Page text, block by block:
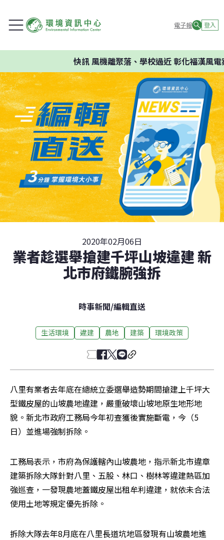
電子報 登入
快訊風機離聚落、學校過近 彰化福漢風電
2020年02月06日
業者趁選舉搶建千坪山坡違建 新
北市府鐵腕強拆
時事新聞/編輯直送
生活環境 違建 農地 建築 環境政策
八里有業者去年底在總統立委選舉造勢期間搶建上千坪大
型鐵皮屋的山坡農地違建，嚴重破壞山坡地原生地形地
貌。新北市政府工務局今年初查獲後實施斷電，今（5
日）並進場強制拆除。
工務局表示，市府為保護轄內山坡農地，指示新北市違章
建築拆除大隊針對八里、五股、林口、樹林等違建熱區加
強巡查，一發現農地蓋鐵皮屋出租牟利違建，就依未合法
使用土地等規定優先拆除。
拆除大隊去年8月底在八里長道坑地區發現有山坡農地進